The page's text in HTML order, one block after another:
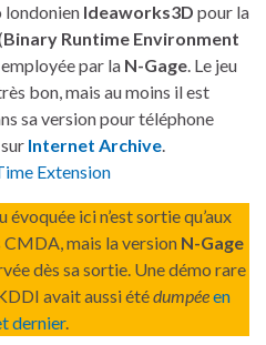
londonien Ideaworks3D pour la
Binary Runtime Environment
par la N-Gage. Le jeu
bon, mais au moins il est
sa version pour téléphone
Internet Archive.
Extension
évoquée ici n’est sortie qu’aux
mais la version N-Gage
dès sa sortie. Une démo rare
avait aussi étédumpéeen
dernier.